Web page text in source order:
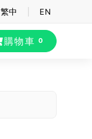
繁中 EN
購物車 0